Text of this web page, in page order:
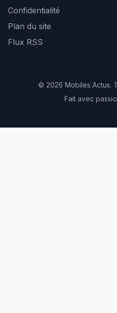
Confidentialité
Plan du site
Flux RSS
© 2026 Mobiles Actus.
Fait avec